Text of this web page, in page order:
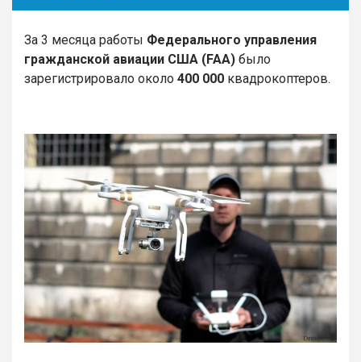
За 3 месяца работы Федерального управления
гражданской авиации США (FAA) было
зарегистрировало около 400 000 квадрокоптеров.